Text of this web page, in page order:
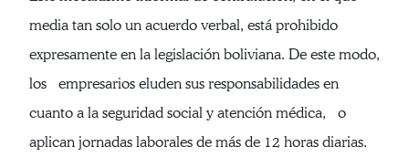
media tan solo un acuerdo verbal, está prohibido
expresamente en la legislación boliviana. De este modo,
los empresarios eluden sus responsabilidades en
cuanto a la seguridad social y atención médica, o
aplican jornadas laborales de más de 12 horas diarias.